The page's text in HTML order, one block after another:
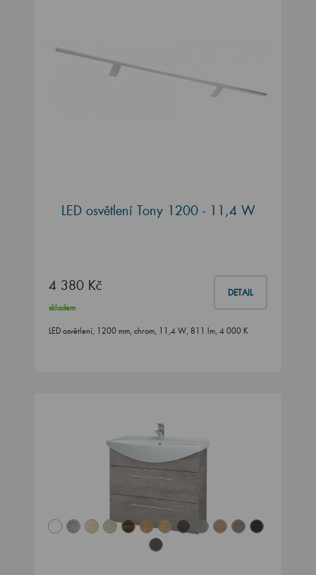
LED osvětlení Tony 1200 - 11,4 W
4 380 Kč DETAIL
skladem
LED osvětlení, 1200 mm, chrom, 11,4 W, 811 lm, 4 000 K